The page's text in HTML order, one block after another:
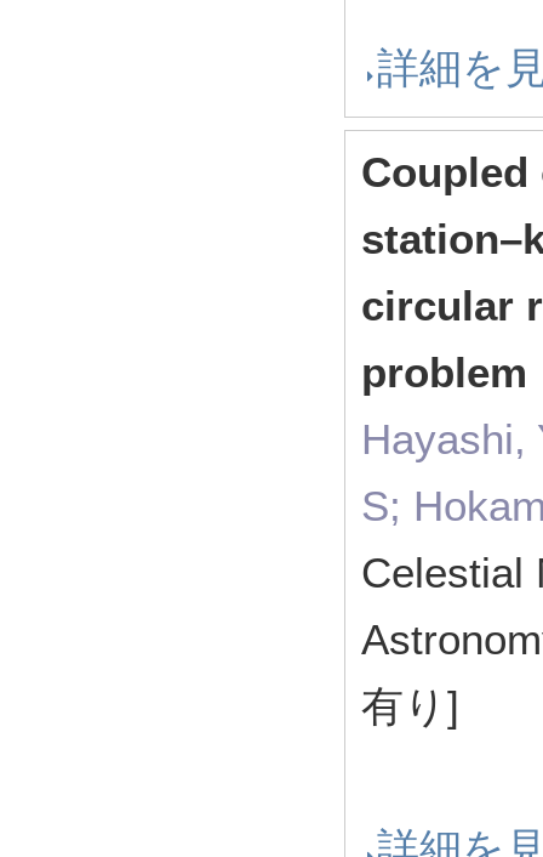
詳細を
circular
problem
Hayashi,
S;
Celestial
有り]